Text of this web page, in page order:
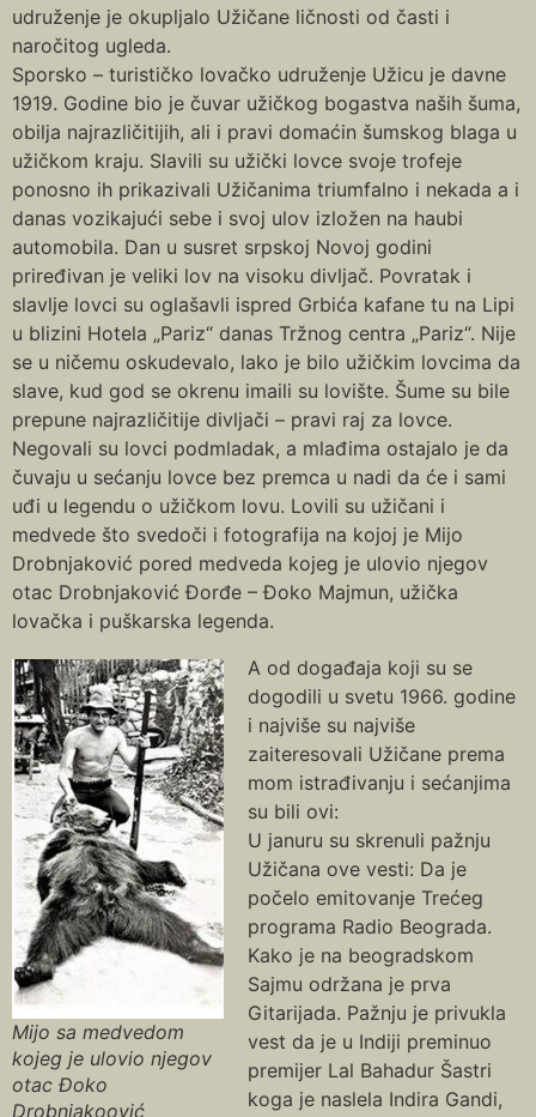
udruženje je okupljalo Užičane ličnosti od časti i
naročitog ugleda.
Sporsko – turističko lovačko udruženje Užicu je davne
1919. Godine bio je čuvar užičkog bogastva naših šuma,
obilja najrazličitijih, ali i pravi domaćin šumskog blaga u
užičkom kraju. Slavili su užički lovce svoje trofeje
ponosno ih prikazivali Užičanima triumfalno i nekada a i
danas vozikajući sebe i svoj ulov izložen na haubi
automobila. Dan u susret srpskoj Novoj godini
priređivan je veliki lov na visoku divljač. Povratak i
slavlje lovci su oglašavli ispred Grbića kafane tu na Lipi
u blizini Hotela „Pariz“ danas Tržnog centra „Pariz“. Nije
se u ničemu oskudevalo, lako je bilo užičkim lovcima da
slave, kud god se okrenu imaili su lovište. Šume su bile
prepune najrazličitije divljači – pravi raj za lovce.
Negovali su lovci podmladak, a mlađima ostajalo je da
čuvaju u sećanju lovce bez premca u nadi da će i sami
uđi u legendu o užičkom lovu. Lovili su užičani i
medvede što svedoči i fotografija na kojoj je Mijo
Drobnjaković pored medveda kojeg je ulovio njegov
otac Drobnjaković Đorđe – Đoko Majmun, užička
lovačka i puškarska legenda.
Mijo sa medvedom
kojeg je ulovio njegov
otac Đoko
Drobnjakoović
A od događaja koji su se
dogodili u svetu 1966. godine
i najviše su najviše
zaiteresovali Užičane prema
mom istrađivanju i sećanjima
su bili ovi:
U januru su skrenuli pažnju
Užičana ove vesti: Da je
počelo emitovanje Trećeg
programa Radio Beograda.
Kako je na beogradskom
Sajmu održana je prva
Gitarijada. Pažnju je privukla
vest da je u Indiji preminuo
premijer Lal Bahadur Šastri
koga je naslela Indira Gandi,